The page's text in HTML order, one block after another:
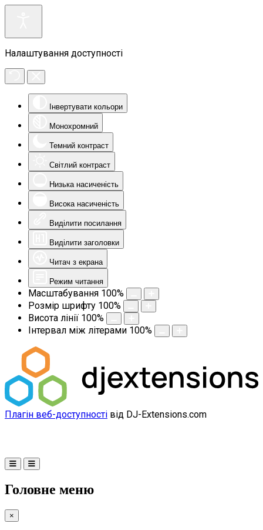
Налаштування доступності
Інвертувати кольори
Монохромний
Темний контраст
Світлий контраст
Низька насиченість
Висока насиченість
Виділити посилання
Виділити заголовки
Читач з екрана
Режим читання
Масштабування 100%
Розмір шрифту 100%
Висота лінії 100%
Інтервал між літерами 100%
Плагін веб-доступності від DJ-Extensions.com
Головне меню
×